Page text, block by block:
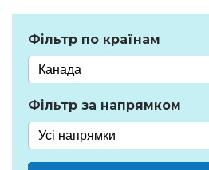
Фільтр по країнам
Фільтр за напрямком